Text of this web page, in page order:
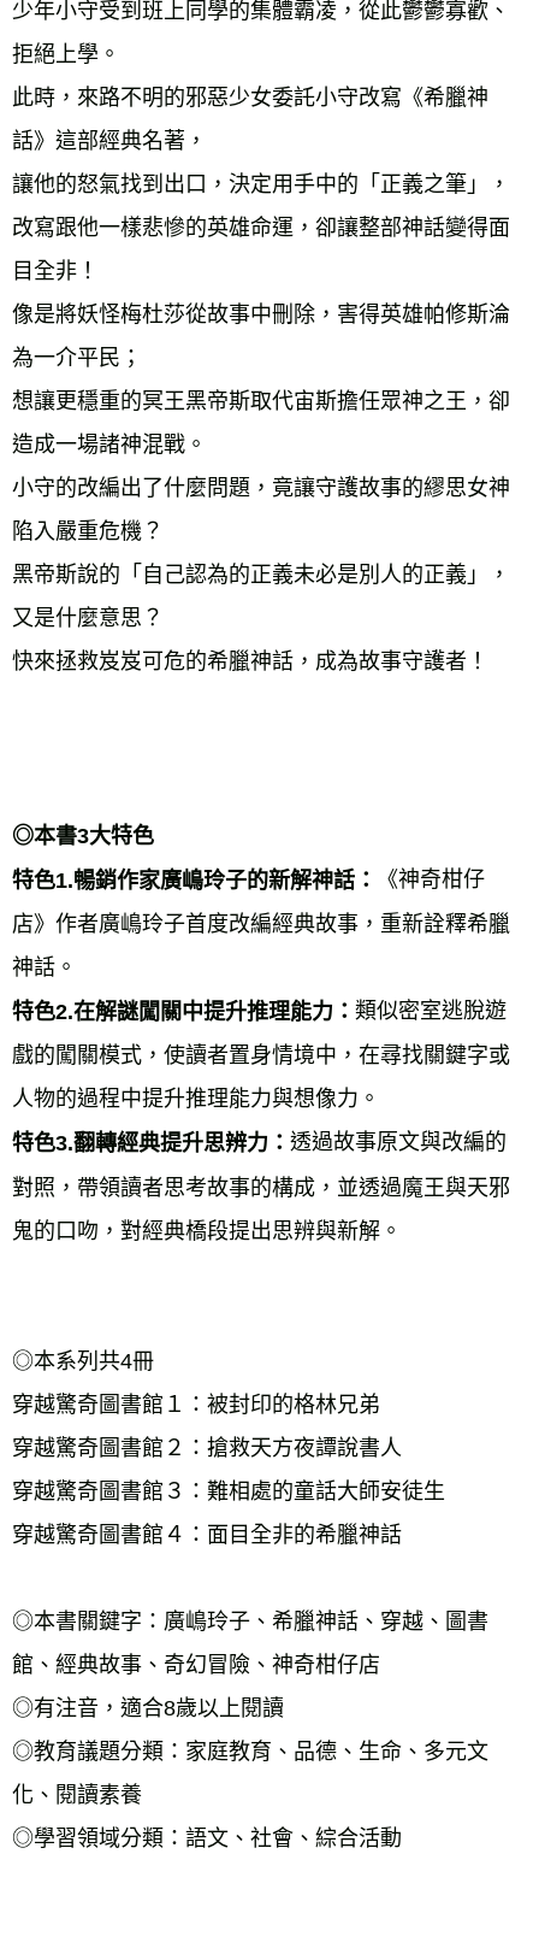
少年小守受到班上同學的集體霸凌，從此鬱鬱寡歡、
拒絕上學。
此時，來路不明的邪惡少女委託小守改寫《希臘神
話》這部經典名著，
讓他的怒氣找到出口，決定用手中的「正義之筆」，
改寫跟他一樣悲慘的英雄命運，卻讓整部神話變得面
目全非！
像是將妖怪梅杜莎從故事中刪除，害得英雄帕修斯淪
為一介平民；
想讓更穩重的冥王黑帝斯取代宙斯擔任眾神之王，卻
造成一場諸神混戰。
小守的改編出了什麼問題，竟讓守護故事的繆思女神
陷入嚴重危機？
黑帝斯說的「自己認為的正義未必是別人的正義」，
又是什麼意思？
快來拯救岌岌可危的希臘神話，成為故事守護者！
◎本書3大特色
特色1.暢銷作家廣嶋玲子的新解神話：
《神奇柑仔
店》作者廣嶋玲子首度改編經典故事，重新詮釋希臘
神話。
特色2.在解謎闖關中提升推理能力： 類似密室逃脫遊
戲的闖關模式，使讀者置身情境中，在尋找關鍵字或
人物的過程中提升推理能力與想像力。
特色3.翻轉經典提升思辨力： 透過故事原文與改編的
對照，帶領讀者思考故事的構成，並透過魔王與天邪
鬼的口吻，對經典橋段提出思辨與新解。
◎本系列共4冊
穿越驚奇圖書館１：被封印的格林兄弟
穿越驚奇圖書館２：搶救天方夜譚說書人
穿越驚奇圖書館３：難相處的童話大師安徒生
穿越驚奇圖書館４：面目全非的希臘神話
◎本書關鍵字：廣嶋玲子、希臘神話、穿越、圖書
館、經典故事、奇幻冒險、神奇柑仔店
◎有注音，適合8歲以上閱讀
◎教育議題分類：家庭教育、品德、生命、多元文
化、閱讀素養
◎學習領域分類：語文、社會、綜合活動